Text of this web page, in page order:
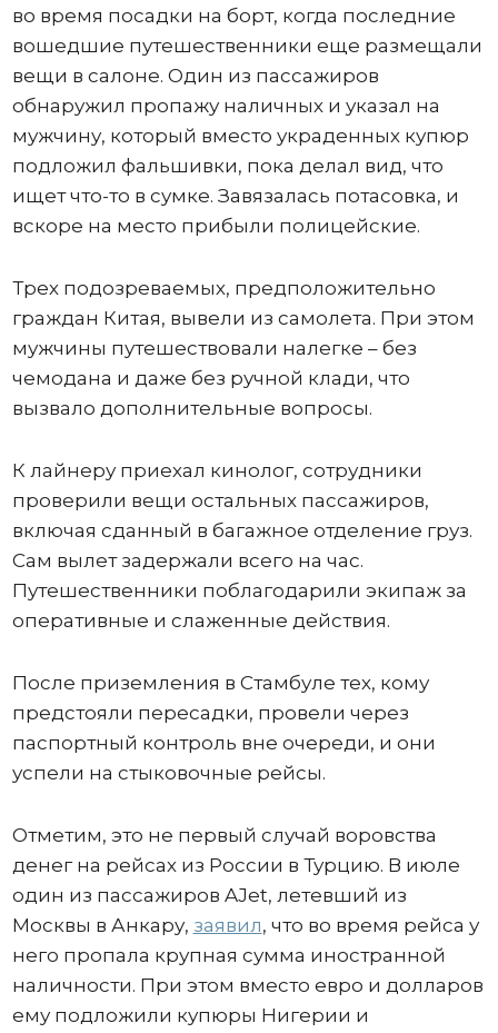
во время посадки на борт, когда последние
вошедшие путешественники еще размещали
вещи в салоне. Один из пассажиров
обнаружил пропажу наличных и указал на
мужчину, который вместо украденных купюр
подложил фальшивки, пока делал вид, что
ищет что-то в сумке. Завязалась потасовка, и
вскоре на место прибыли полицейские.
Трех подозреваемых, предположительно
граждан Китая, вывели из самолета. При этом
мужчины путешествовали налегке – без
чемодана и даже без ручной клади, что
вызвало дополнительные вопросы.
К лайнеру приехал кинолог, сотрудники
проверили вещи остальных пассажиров,
включая сданный в багажное отделение груз.
Сам вылет задержали всего на час.
Путешественники поблагодарили экипаж за
оперативные и слаженные действия.
После приземления в Стамбуле тех, кому
предстояли пересадки, провели через
паспортный контроль вне очереди, и они
успели на стыковочные рейсы.
Отметим, это не первый случай воровства
денег на рейсах из России в Турцию. В июле
один из пассажиров AJet, летевший из
Москвы в Анкару, заявил, что во время рейса у
него пропала крупная сумма иностранной
наличности. При этом вместо евро и долларов
ему подложили купюры Нигерии и